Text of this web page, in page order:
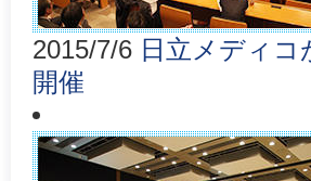
2015/7/6 日立メディコ
開催